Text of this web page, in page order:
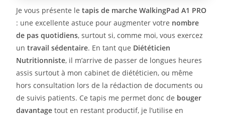
Je vous présente letapis de marche WalkingPad A1 PRO
: une excellente astuce pour augmenter votre nombre
de pas quotidiens, surtout si, comme moi, vous exercez
untravail sédentaire. En tant que Diététicien
Nutritionniste, il m’arrive de passer de longues heures
assis surtout à mon cabinet de diététicien, ou même
hors consultation lors de la rédaction de documents ou
de suivis patients. Ce tapis me permet donc de bouger
davantage tout en restant productif, je l’utilise en